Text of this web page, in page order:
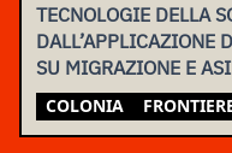
TECNOLOGIE DELLA
DALL’APPLICAZIONE
SU MIGRAZIONE E
COLONIA